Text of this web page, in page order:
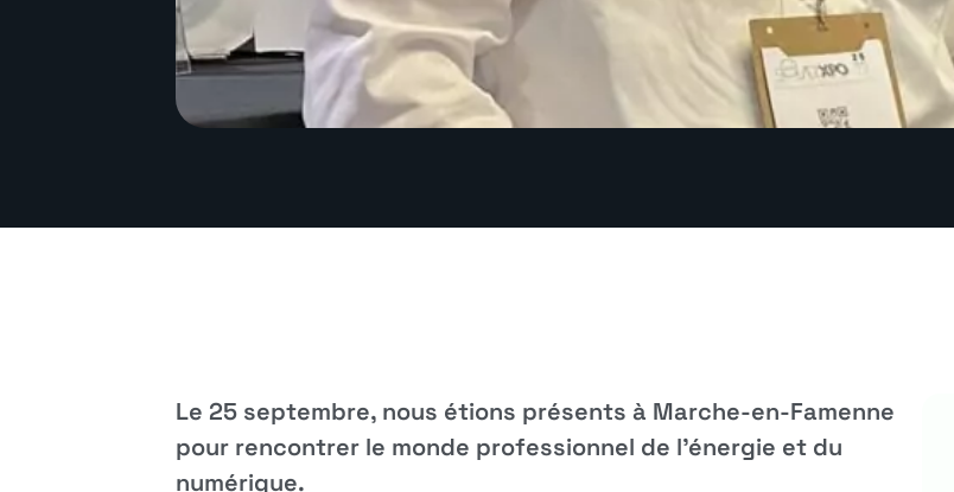
Le 25 septembre, nous étions présents à Marche-en-Famenne
pour rencontrer le monde professionnel de l’énergie et du
numérique.